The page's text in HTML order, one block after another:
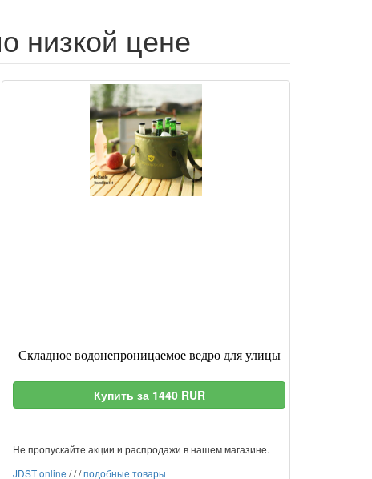
низкой цене
Складное водонепроницаемое ведро для улицы
Купить за 1440 RUR
Не пропускайте акции и распродажи в нашем магазине.
JDST online ///подобные товары